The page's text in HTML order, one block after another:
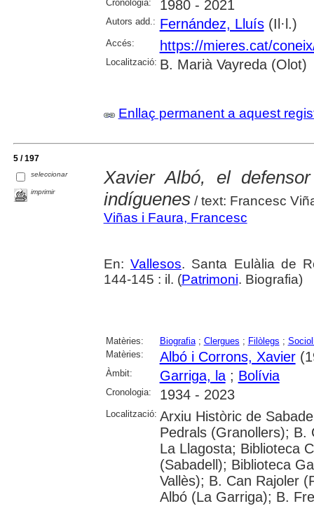
Cronologia: 1980 - 2021
Autors add.: Fernández, Lluís(Il·l.)
Accés: https://mieres.cat/
Localització: B. Marià Vayreda (Olot)
Enllaç permanent a aquest
5 / 197
seleccionar
imprimir
Xavier Albó, el
indíguenes/ text: Francesc
Viñas i Faura, Francesc
En: Vallesos. Santa Eulàlia de
144-145 : il. (Patrimoni. Biografia)
Matèries: Biografia; Clergues ; Filòlegs ;
Matèries:
Albó i Corrons, Xavier
Àmbit: Garriga, la; Bolívia
Cronologia: 1934 - 2023
Localització: Arxiu Històric de
Pedrals (Granollers); B.
La Llagosta; Biblioteca
(Sabadell); Biblioteca
Vallès); B. Can Rajoler
Albó (La Garriga); B.